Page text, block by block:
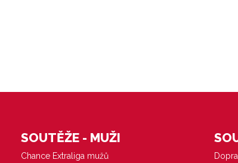
SOUTĚŽE - MUŽI
Chance Extraliga mužů